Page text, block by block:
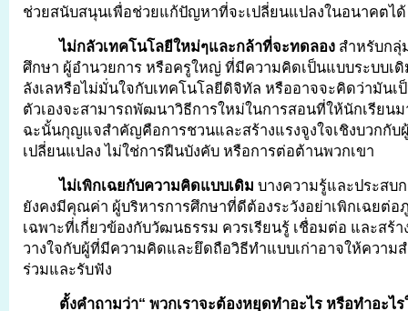
ช่วยสนับสนุนเพื่อช่วยแก้ปัญหาที่จะเปลี่ยนแปลงในอนาคตได้
ไม่กลัวเทคโนโลยีใหม่ๆและกล้าที่จะทดลอง สำหรับกลุ่
ศึกษา ผู้อำนวยการ หรือครูใหญ่ ที่มีความคิดเป็นแบบระบบเ
ลังเลหรือไม่มั่นใจกับเทคโนโลยีดิจิทัล หรืออาจจะคิดว่ามันเ
ตัวเองจะสามารถพัฒนาวิธีการใหม่ในการสอนที่ให้นักเรียน
ฉะนั้นกุญแจสำคัญคือการชวนและสร้างแรงจูงใจเชิงบวกกับ
เปลี่ยนแปลง ไม่ใช่การฝืนบังคับ หรือการต่อต้านพวกเขา
ไม่เพิกเฉยกับความคิดแบบเดิม บางความรู้และประสบ
ยังคงมีคุณค่า ผู้บริหารการศึกษาที่ดีต้องระวังอย่าเพิกเฉยต่
เฉพาะที่เกี่ยวข้องกับวัฒนธรรม ควรเรียนรู้ เชื่อมต่อ และสร้
วางใจกับผู้ที่มีความคิดและยึดถือวิธีทำแบบเก่าอาจให้ความ
ร่วมและรับฟัง
ตั้งคำถามว่า“ พวกเราจะต้องหยุดทำอะไร หรือทำอะไร